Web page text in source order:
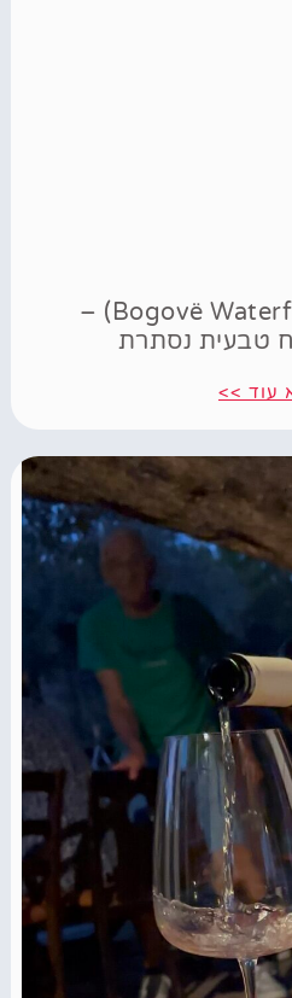
מפל בוגובה (Bogovë Waterfall) –
טבעית נסתרת
עוד >>